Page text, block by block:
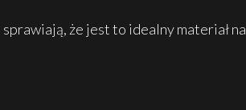
że jest to idealny materiał na